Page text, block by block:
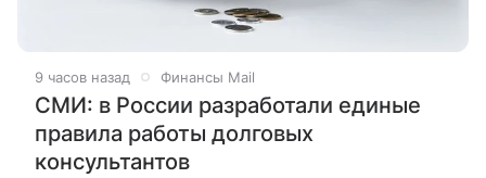
9 часов назад Финансы Mail
СМИ: в России разработали единые
правила работы долговых
консультантов